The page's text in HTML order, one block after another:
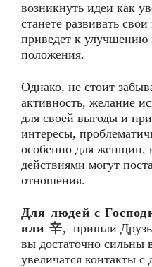
возникнуть идеи как
станете развивать
приведет к улучшению
положения.
Однако, не стоит
активность, желание
для своей выгоды и
интересы,
особенно для женщин,
действиями могут
отношения.
Для людей с
или 辛, пришли
вы достаточно сильны
увеличатся контакты